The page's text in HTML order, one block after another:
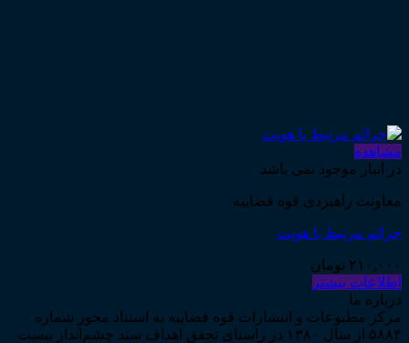
مشاهده
در انبار موجود نمی باشد
معاونت راهبردی قوه قضاییه
جرائم مرتبط با هویت
۲۱۰,۰۰۰ تومان
اطلاعات بیشتر
درباره ما
مرکز مطبوعات و انتشارات قوه قضاییه به استناد مجوز شماره
۵۸۸۴ از سال ۱۳۸۰ در راستای تحقق اهداف سند چشم‌انداز بیست